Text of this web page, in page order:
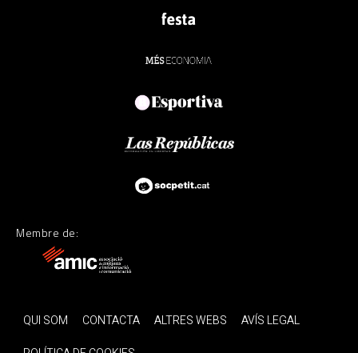
Membre de:
QUI SOM CONTACTA ALTRES WEBS
AVÍS LEGAL